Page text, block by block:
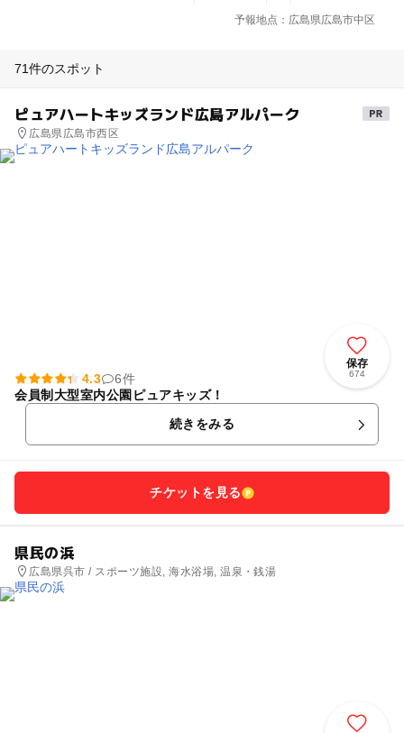
予報地点：広島県広島市中区
71件のスポット
ピュアハートキッズランド広島アルパーク
広島県広島市西区
保存
674
4.3
6件
会員制大型室内公園ピュアキッズ！
続きをみる
チケットを見る
県民の浜
広島県呉市 / スポーツ施設, 海水浴場, 温泉・銭湯